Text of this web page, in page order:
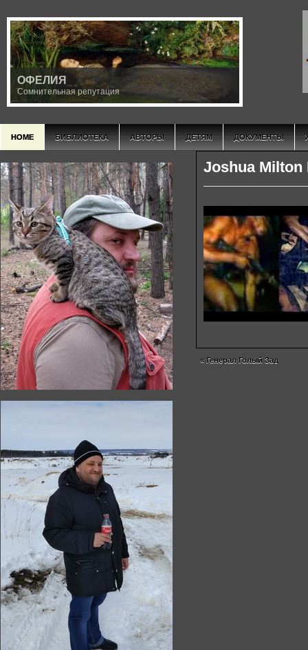
ОФЕЛИЯ
Сомнительная репутация
HOME БИБЛИОТЕКА АВТОРЫ ДЕТЯМ ДОКУМЕНТЫ
Joshua Milton
« Генерал Голый Зад